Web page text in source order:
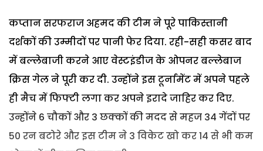
कप्तान सरफराज अहमद की टीम ने पूरे पाकिस्तानी
दर्शकों की उम्मीदों पर पानी फेर दिया. रही-सही कसर बाद
में बल्लेबाजी करने आए वेस्टइंडीज के ओपनर बल्लेबाज
क्रिस गेल ने पूरी कर दी. उन्होंने इस टूर्नामेंट में अपने पहले
ही मैच में फिफ्टी लगा कर अपने इरादे जाहिर कर दिए.
उन्होंने 6 चौकों और 3 छक्कों की मदद से महज 34 गेंदों पर
50 रन बटोरे और इस टीम ने 3 विकेट खो कर 14 से भी कम